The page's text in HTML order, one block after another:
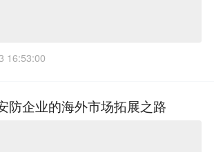
16:53:00
防企业的海外市场拓展之路